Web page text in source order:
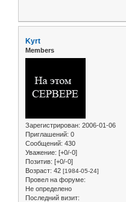
Kyrt
Members
Зарегистрирован: 2006-01-06
Приглашений: 0
Сообщений: 430
Уважение: [+0/-0]
Позитив: [+0/-0]
Возраст: 42 [1984-05-24]
Провел на форуме:
Не определено
Последний визит: